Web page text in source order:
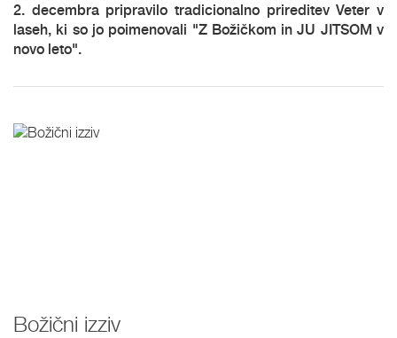
2. decembra pripravilo tradicionalno prireditev Veter v
laseh, ki so jo poimenovali "Z Božičkom in JU JITSOM v
novo leto".
Božični izziv